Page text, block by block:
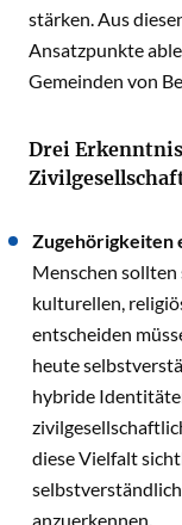
stärken. Aus
Ansatzpunkte
Gemeinden von
Drei
Zugehörigkeiten
Menschen
kulturellen,
entscheiden
heute
hybride
diese Vielfalt
anzuerkennen.